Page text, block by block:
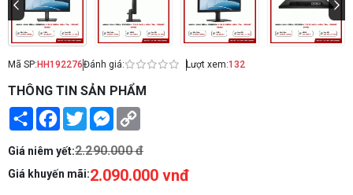
Mã SP: HH192276Đánh giá: Lượt xem:132
THÔNG TIN SẢN PHẨM
Share Facebook
TwitterMessenger
Giá niêm yết:2.290.000 đ
Giá khuyến mãi:2.090.000 vnđ